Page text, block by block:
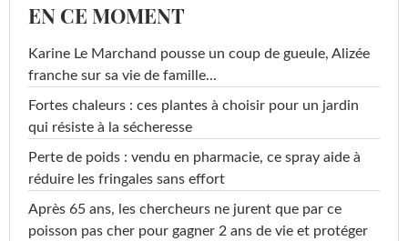
EN CE MOMENT
Karine Le Marchand pousse un coup de gueule, Alizée
franche sur sa vie de famille...
Fortes chaleurs : ces plantes à choisir pour un jardin
qui résiste à la sécheresse
Perte de poids : vendu en pharmacie, ce spray aide à
réduire les fringales sans effort
Après 65 ans, les chercheurs ne jurent que par ce
poisson pas cher pour gagner 2 ans de vie et protéger